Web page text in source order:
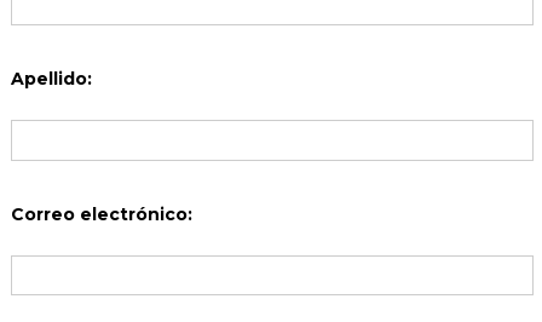
Apellido:
Correo electrónico: